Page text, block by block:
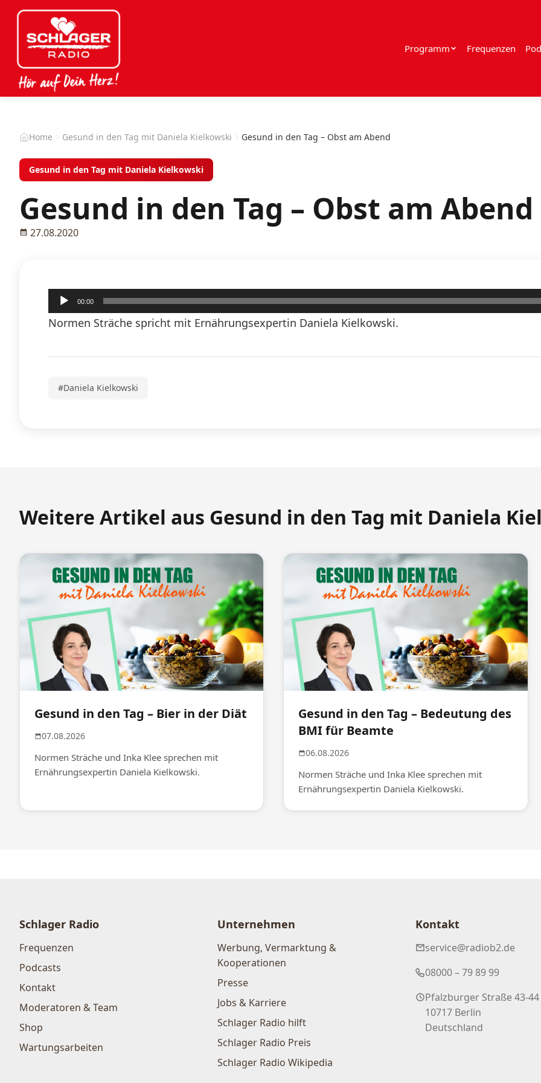
Programm Frequenzen
Home Gesund in den Tag mit Daniela Kielkowski Gesund in den Tag – Obst am Abend
Gesund in den Tag mit Daniela Kielkowski
Gesund in den Tag – Obst am Abend
27.08.2020
Audio-
Player
00:00
Normen Sträche spricht mit Ernährungsexpertin Daniela Kielkowski.
#Daniela Kielkowski
Weitere Artikel aus Gesund in den Tag mit Daniela
Gesund in den Tag – Bier in der Diät
07.08.2026
Normen Sträche und Inka Klee sprechen mit
Ernährungsexpertin Daniela Kielkowski.
Gesund in den Tag – Bedeutung des
BMI für Beamte
06.08.2026
Normen Sträche und Inka Klee sprechen mit
Ernährungsexpertin Daniela Kielkowski.
Schlager Radio
Frequenzen
Podcasts
Kontakt
Moderatoren & Team
Shop
Wartungsarbeiten
Unternehmen
Werbung, Vermarktung &
Kooperationen
Presse
Jobs & Karriere
Schlager Radio hilft
Schlager Radio Preis
Schlager Radio Wikipedia
Kontakt
service@radiob2.de
08000 – 79 89 99
Pfalzburger Straße 43-44
10717 Berlin
Deutschland